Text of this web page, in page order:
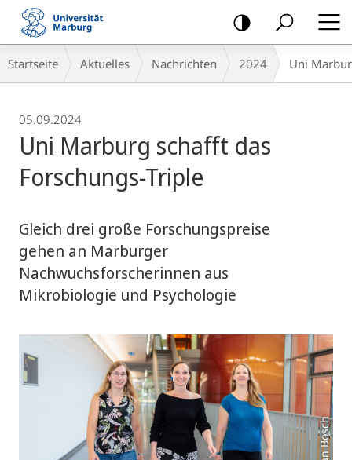
Mobile-
Navigation
Breadcrumb-
Navigation
Startseite Aktuelles Nachrichten 2024 Uni
05.09.2024
Uni Marburg schafft das
Forschungs-Triple
Gleich drei große Forschungspreise
gehen an Marburger
Nachwuchsforscherinnen aus
Mikrobiologie und Psychologie